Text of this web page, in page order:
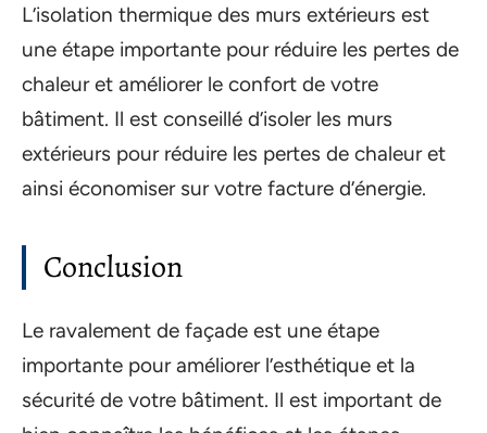
L’isolation thermique des murs extérieurs est
une étape importante pour réduire les pertes de
chaleur et améliorer le confort de votre
bâtiment. Il est conseillé d’isoler les murs
extérieurs pour réduire les pertes de chaleur et
ainsi économiser sur votre facture d’énergie.
Conclusion
Le ravalement de façade est une étape
importante pour améliorer l’esthétique et la
sécurité de votre bâtiment. Il est important de